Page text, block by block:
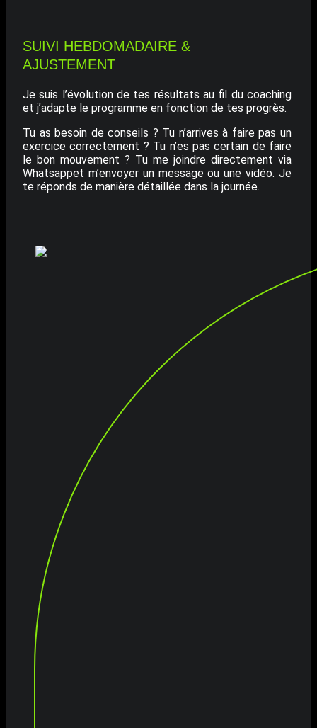
SUIVI HEBDOMADAIRE &
AJUSTEMENT
Je suis l’évolution de tes résultats au fil du coaching
et j’adapte le programme en fonction de tes progrès.
Tu as besoin de conseils ? Tu n’arrives à faire pas un
exercice correctement ? Tu n’es pas certain de faire
le bon mouvement ? Tu me joindre directement via
Whatsappet m’envoyer un message ou une vidéo. Je
te réponds de manière détaillée dans la journée.